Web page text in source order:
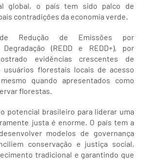
global, o país tem sido palco de
contradições da economia verde.
Redução de Emissões por
(REDD e REDD+), por
evidências crescentes de
usuários florestais locais de acesso
quando apresentados como
florestas.
potencial brasileiro para liderar uma
justa é enorme. O país tem a
modelos de governança
conservação e justiça social,
tradicional e garantindo que